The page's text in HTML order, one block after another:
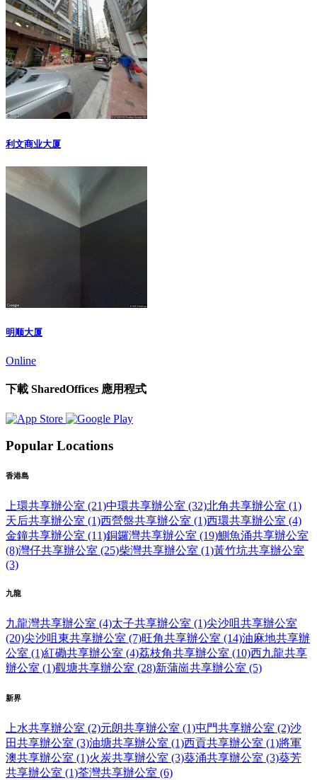
利文商业大厦
明顺大厦
Online
下載 SharedOffices 應用程式
Popular Locations
香港島
上環共享辦公室 (21)中環共享辦公室 (32)北角共享辦公室 (1)
天后共享辦公室 (1)西營盤共享辦公室 (1)西環共享辦公室 (4)
金鐘共享辦公室 (11)銅鑼灣共享辦公室 (19)鰂魚涌共享辦公室
(8)灣仔共享辦公室 (25)柴灣共享辦公室 (1)黃竹坑共享辦公室
(3)
九龍
九龍灣共享辦公室 (4)太子共享辦公室 (1)尖沙咀共享辦公室
(20)尖沙咀東共享辦公室 (7)旺角共享辦公室 (14)油麻地共享辦
公室 (1)紅磡共享辦公室 (4)荔枝角共享辦公室 (10)西九龍共享
辦公室 (1)觀塘共享辦公室 (28)新蒲崗共享辦公室 (5)
新界
上水共享辦公室 (2)元朗共享辦公室 (1)屯門共享辦公室 (2)沙
田共享辦公室 (3)油塘共享辦公室 (1)西貢共享辦公室 (1)將軍
澳共享辦公室 (1)火炭共享辦公室 (3)葵涌共享辦公室 (3)葵芳
共享辦公室 (1)荃灣共享辦公室 (6)